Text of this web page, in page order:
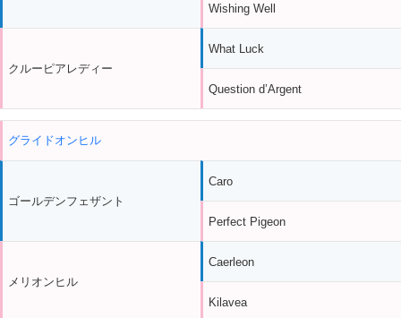
クルーピアレディー
Wishing Well
What Luck
Question d’Argent
グライドオンヒル
ゴールデンフェザント
メリオンヒル
Caro
Perfect Pigeon
Caerleon
Kilavea